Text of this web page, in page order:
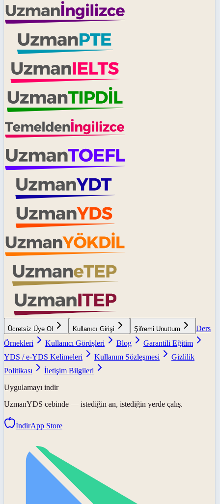
Ücretsiz Üye Ol Kullanıcı Girişi Şifremi Unuttum
Ders
Örnekleri
Kullanıcı Görüşleri Blog
Garantili Eğitim
YDS / e-YDS Kelimeleri
Kullanım Sözleşmesi
Gizlilik
Politikası
İletişim Bilgileri
Uygulamayı indir
UzmanYDS cebinde — istediğin an, istediğin yerde çalış.
İndirApp Store